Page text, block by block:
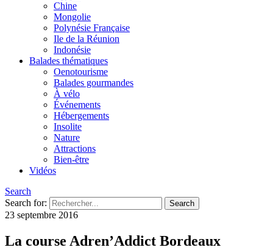
Chine
Mongolie
Polynésie Française
Ile de la Réunion
Indonésie
Balades thématiques
Oenotourisme
Balades gourmandes
À vélo
Événements
Hébergements
Insolite
Nature
Attractions
Bien-être
Vidéos
Search
Search for:
23 septembre 2016
La course Adren’Addict Bordeaux